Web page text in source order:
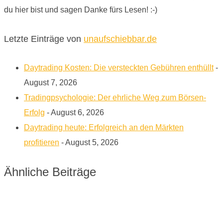
du hier bist und sagen Danke fürs Lesen! :-)
Letzte Einträge von unaufschiebbar.de
Daytrading Kosten: Die versteckten Gebühren enthüllt-
August 7, 2026
Tradingpsychologie: Der ehrliche Weg zum Börsen-
Erfolg - August 6, 2026
Daytrading heute: Erfolgreich an den Märkten
profitieren - August 5, 2026
Ähnliche Beiträge